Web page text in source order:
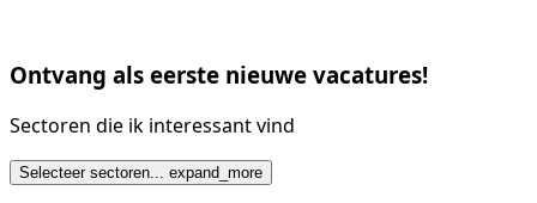
Ontvang als eerste nieuwe vacatures!
Sectoren die ik interessant vind
Selecteer sectoren... expand_more